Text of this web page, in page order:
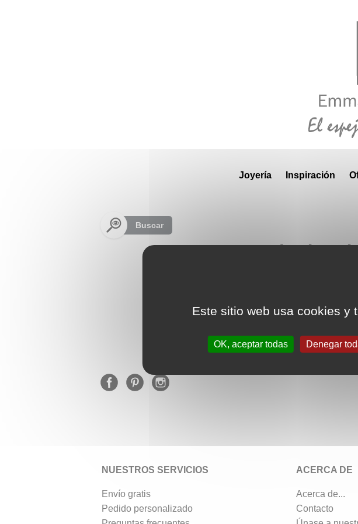
Joyería Inspiración
Buscar
Sus resultados
NUESTROS SERVICIOS
Envío gratis
Pedido personalizado
ACERCA DE
Acerca de...
Contacto
Este sitio web usa cookies y
OK, aceptar todas Denegar